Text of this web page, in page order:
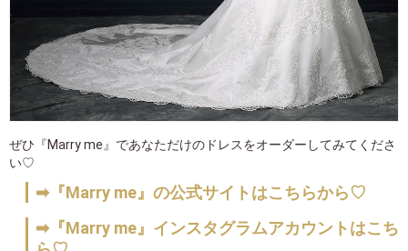
ぜひ『Marry me』であなただけのドレスをオーダーしてみてくださ
い♡
➡『Marry me』の公式サイトはこちらから♡
➡『Marry me』インスタグラムアカウントはこち